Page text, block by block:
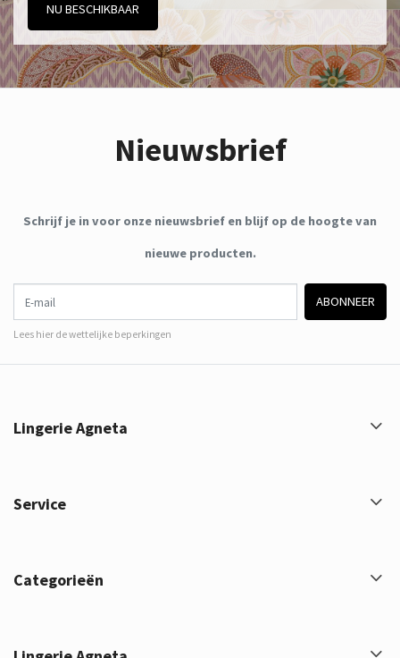
NU BESCHIKBAAR
Nieuwsbrief
Schrijf je in voor onze nieuwsbrief en blijf op de hoogte van
nieuwe producten.
ABONNEER
Lees hier de wettelijke beperkingen
Lingerie Agneta
Service
Categorieën